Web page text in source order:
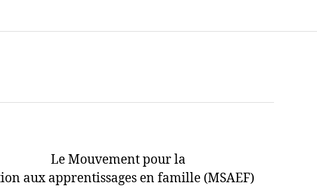
Le Mouvement pour la
aux apprentissages en famille (MSAEF)